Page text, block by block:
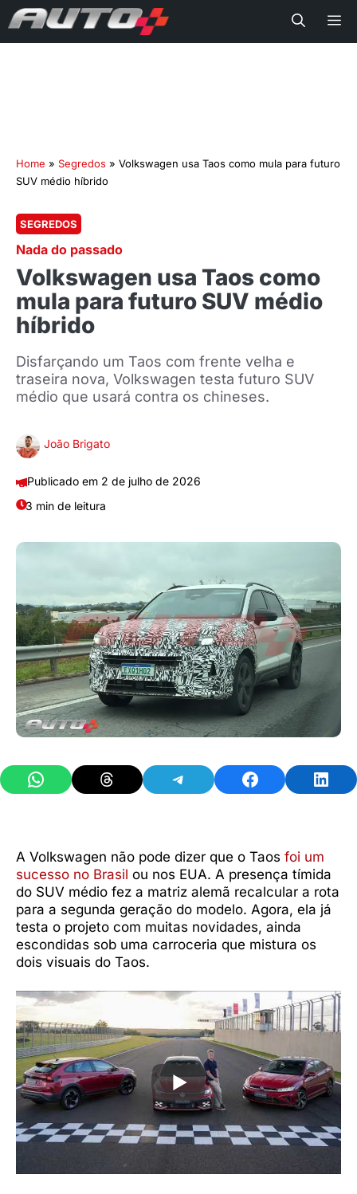
Home » Segredos » Volkswagen usa Taos como mula para futuro
SUV médio híbrido
SEGREDOS
Nada do passado
Volkswagen usa Taos como
mula para futuro SUV médio
híbrido
Disfarçando um Taos com frente velha e
traseira nova, Volkswagen testa futuro SUV
médio que usará contra os chineses.
João Brigato
2 de julho de 2026
3 min de leitura
Share on WhatsAppShare on ThreadsShare on TelegramShare on Facebook
A Volkswagen não pode dizer que o Taos foi um
sucesso no Brasil ou nos EUA. A presença tímida
do SUV médio fez a matriz alemã recalcular a rota
para a segunda geração do modelo. Agora, ela já
testa o projeto com muitas novidades, ainda
escondidas sob uma carroceria que mistura os
dois visuais do Taos.